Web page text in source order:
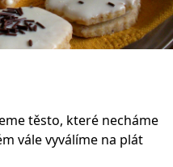
těsto, které necháme
vále vyválíme na plát